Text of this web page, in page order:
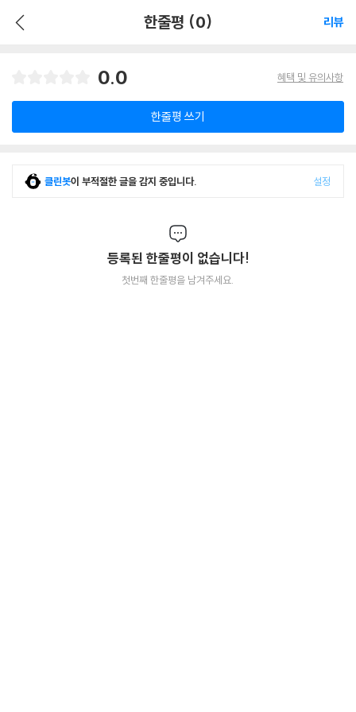
한줄평 (0) 리뷰
0.0 혜택 및 유의사항
한줄평 쓰기
클린봇이 부적절한 글을 감지 중입니다. 설정
등록된 한줄평이 없습니다!
첫번째 한줄평을 남겨주세요.